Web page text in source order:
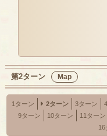
第2ターン Map
1ターン 2ターン 3ターン
9ターン
10ターン 11ターン
16